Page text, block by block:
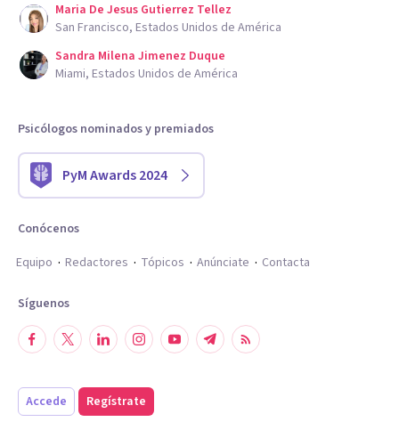
Maria De Jesus Gutierrez Tellez
San Francisco, Estados Unidos de América
Sandra Milena Jimenez Duque
Miami, Estados Unidos de América
Psicólogos nominados y premiados
PyM Awards 2024
Conócenos
Equipo
Redactores Tópicos Anúnciate Contacta
Síguenos
Accede Regístrate